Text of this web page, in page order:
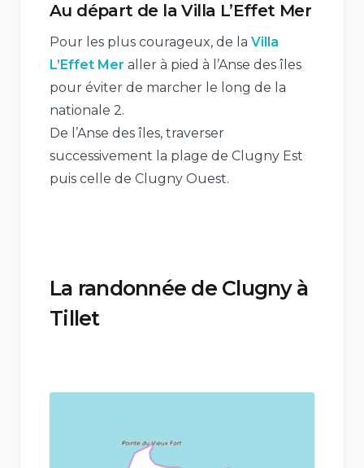
Au départ de la Villa L’Effet Mer
Pour les plus courageux, de la Villa
L’Effet Mer aller à pied à l’Anse des îles
pour éviter de marcher le long de la
nationale 2.
De l’Anse des îles, traverser
successivement la plage de Clugny Est
puis celle de Clugny Ouest.
La randonnée de Clugny à
Tillet